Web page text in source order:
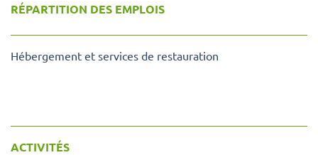
RÉPARTITION DES EMPLOIS
Hébergement et services de restauration
ACTIVITÉS